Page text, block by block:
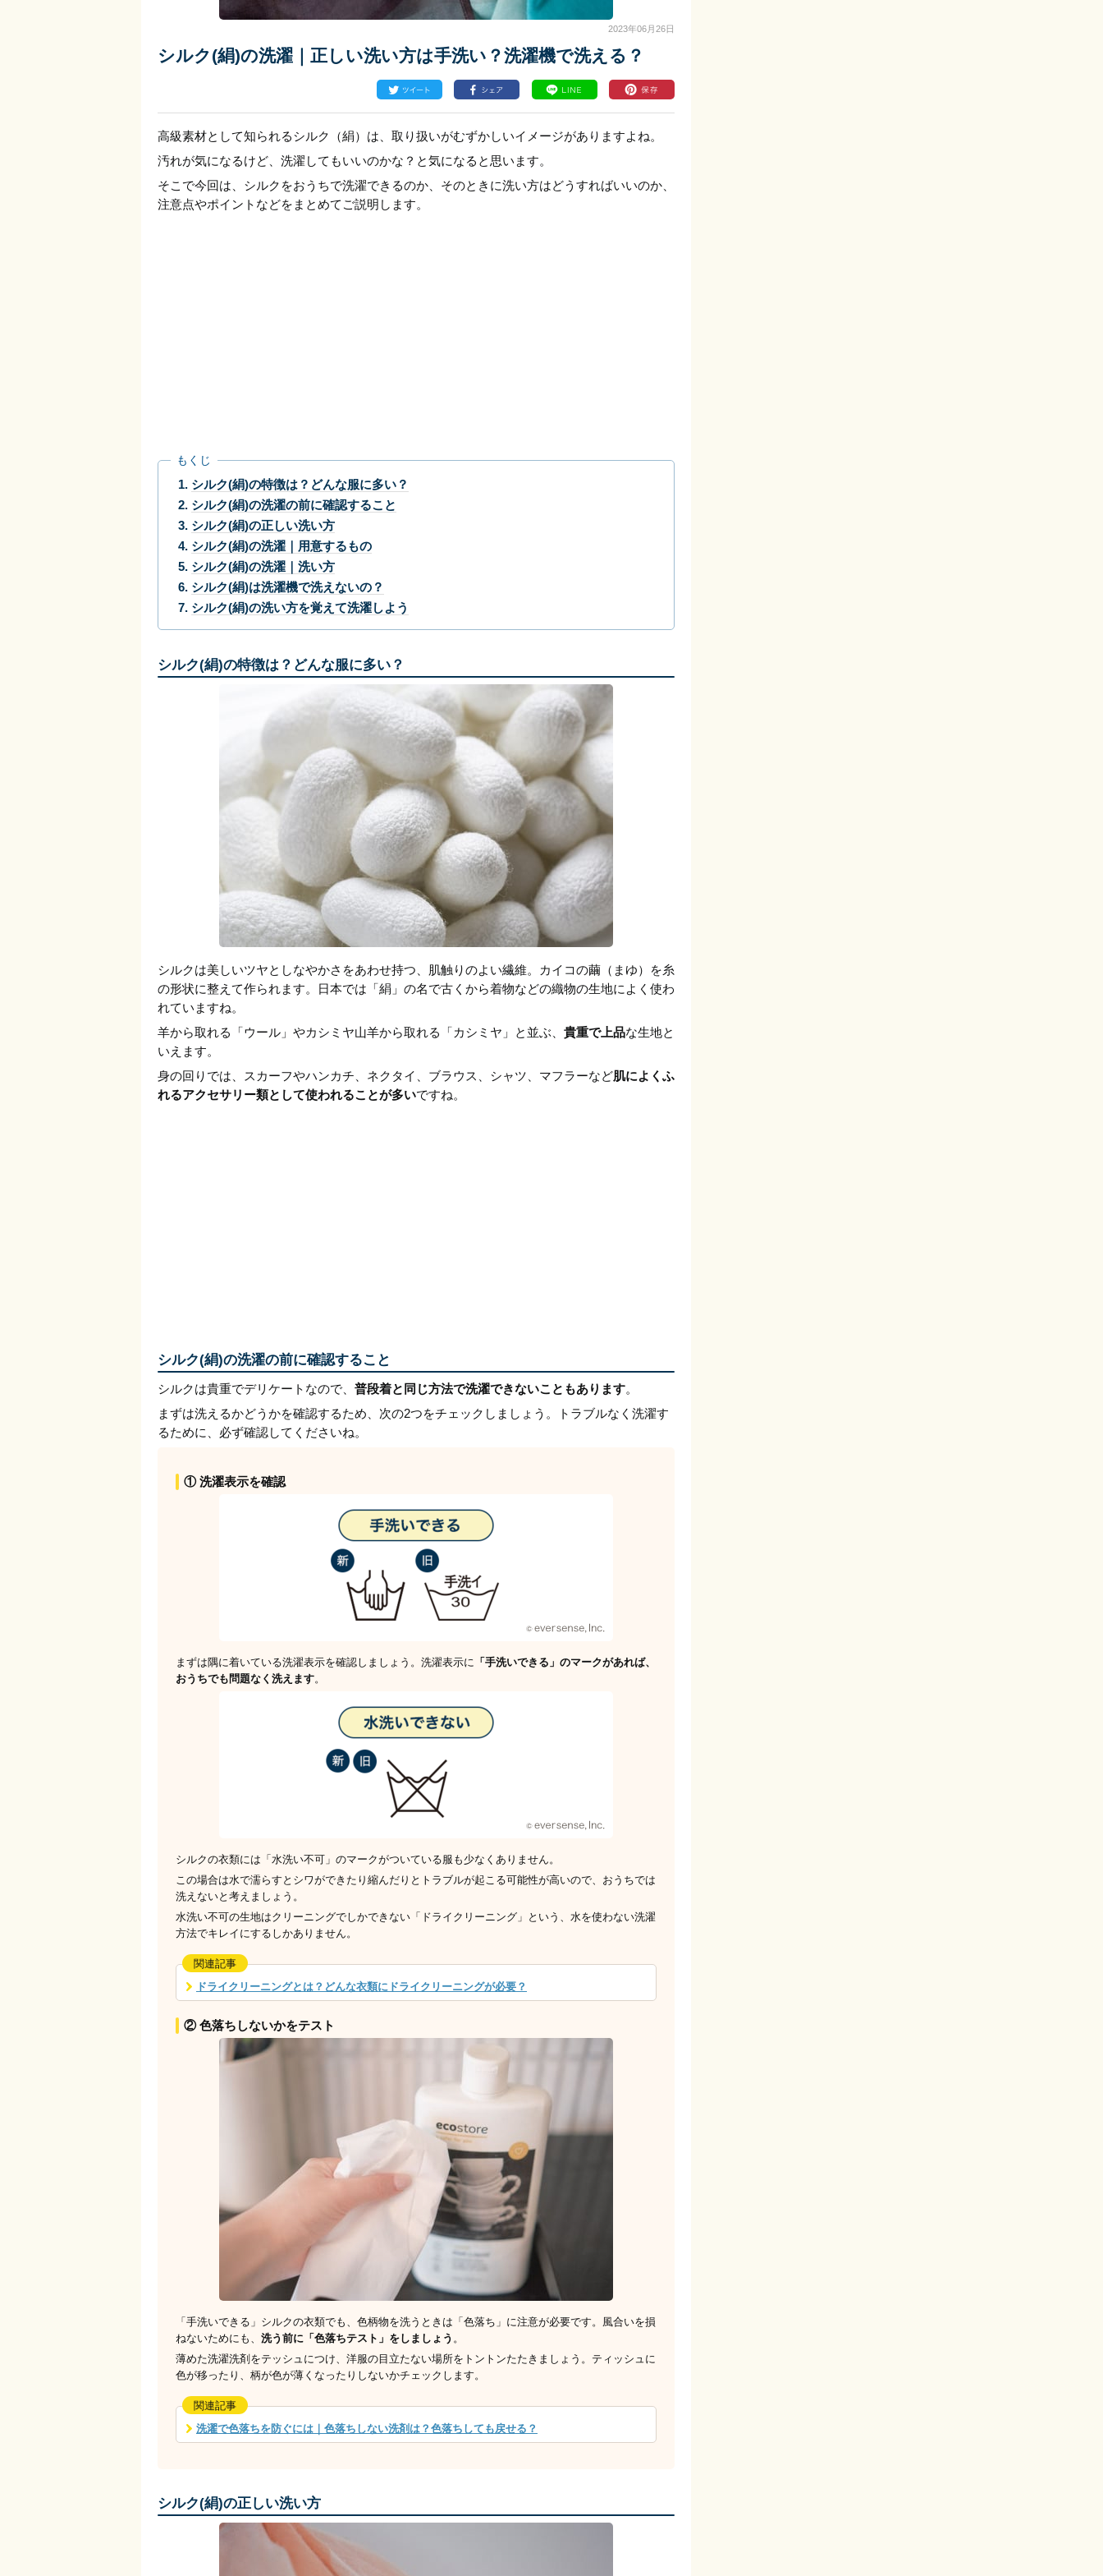
2023年06月26日
シルク(絹)の洗濯｜正しい洗い方は手洗い？洗濯機で洗える？
高級素材として知られるシルク（絹）は、取り扱いがむずかしいイメージがありますよね。
汚れが気になるけど、洗濯してもいいのかな？と気になると思います。
そこで今回は、シルクをおうちで洗濯できるのか、そのときに洗い方はどうすればいいのか、
注意点やポイントなどをまとめてご説明します。
もくじ
シルク(絹)の特徴は？どんな服に多い？
シルク(絹)の洗濯の前に確認すること
シルク(絹)の正しい洗い方
シルク(絹)の洗濯｜用意するもの
シルク(絹)の洗濯｜洗い方
シルク(絹)は洗濯機で洗えないの？
シルク(絹)の洗い方を覚えて洗濯しよう
シルク(絹)の特徴は？どんな服に多い？
シルクは美しいツヤとしなやかさをあわせ持つ、肌触りのよい繊維。カイコの繭（まゆ）を糸
の形状に整えて作られます。日本では「絹」の名で古くから着物などの織物の生地によく使わ
れていますね。
羊から取れる「ウール」やカシミヤ山羊から取れる「カシミヤ」と並ぶ、 貴重で上品な生地と
いえます。
身の回りでは、スカーフやハンカチ、ネクタイ、ブラウス、シャツ、マフラーなど肌によくふ
れるアクセサリー類として使われることが多いですね。
シルク(絹)の洗濯の前に確認すること
シルクは貴重でデリケートなので、 普段着と同じ方法で洗濯できないこともあります。
まずは洗えるかどうかを確認するため、次の2つをチェックしましょう。トラブルなく洗濯す
るために、必ず確認してくださいね。
① 洗濯表示を確認
まずは隅に着いている洗濯表示を確認しましょう。洗濯表示に 「手洗いできる」のマークがあれば、
おうちでも問題なく洗えます。
シルクの衣類には「水洗い不可」のマークがついている服も少なくありません。
この場合は水で濡らすとシワができたり縮んだりとトラブルが起こる可能性が高いので、おうちでは
洗えないと考えましょう。
水洗い不可の生地はクリーニングでしかできない「ドライクリーニング」という、水を使わない洗濯
方法でキレイにするしかありません。
関連記事
ドライクリーニングとは？どんな衣類にドライクリーニングが必要？
② 色落ちしないかをテスト
「手洗いできる」シルクの衣類でも、色柄物を洗うときは「色落ち」に注意が必要です。風合いを損
ねないためにも、 洗う前に「色落ちテスト」をしましょう 。
薄めた洗濯洗剤をテッシュにつけ、洋服の目立たない場所をトントンたたきましょう。ティッシュに
色が移ったり、柄が色が薄くなったりしないかチェックします。
関連記事
洗濯で色落ちを防ぐには｜色落ちしない洗剤は？色落ちしても戻せる？
シルク(絹)の正しい洗い方